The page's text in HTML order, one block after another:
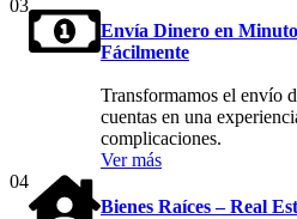
03
Envía Dinero en
Fácilmente
Transformamos el envío
cuentas en una
complicaciones.
Ver más
04
Bienes Raíces – Real